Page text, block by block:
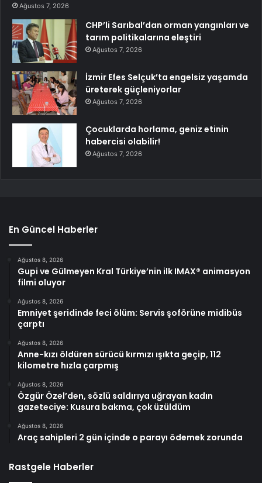
Ağustos 7, 2026
CHP’li Sarıbal’dan orman yangınları ve
tarım politikalarına eleştiri
Ağustos 7, 2026
İzmir Efes Selçuk’ta engelsiz yaşamda
üreterek güçleniyorlar
Ağustos 7, 2026
Çocuklarda horlama, geniz etinin
habercisi olabilir!
Ağustos 7, 2026
En Güncel Haberler
Ağustos 8, 2026
Gupi ve Gülmeyen Kral Türkiye’nin ilk IMAX® animasyon
filmi oluyor
Ağustos 8, 2026
Emniyet şeridinde feci ölüm: Servis şoförüne midibüs
çarptı
Ağustos 8, 2026
Anne-kızı öldüren sürücü kırmızı ışıkta geçip, 112
kilometre hızla çarpmış
Ağustos 8, 2026
Özgür Özel’den, sözlü saldırıya uğrayan kadın
gazeteciye: Kusura bakma, çok üzüldüm
Ağustos 8, 2026
Araç sahipleri 2 gün içinde o parayı ödemek zorunda
Rastgele Haberler